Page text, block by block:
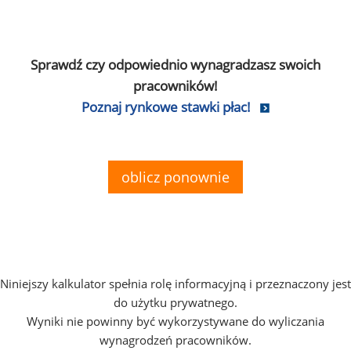
Sprawdź czy odpowiednio wynagradzasz swoich
pracowników!
Poznaj rynkowe stawki płac!
oblicz ponownie
Niniejszy kalkulator spełnia rolę informacyjną i przeznaczony jest
do użytku prywatnego.
Wyniki nie powinny być wykorzystywane do wyliczania
wynagrodzeń pracowników.